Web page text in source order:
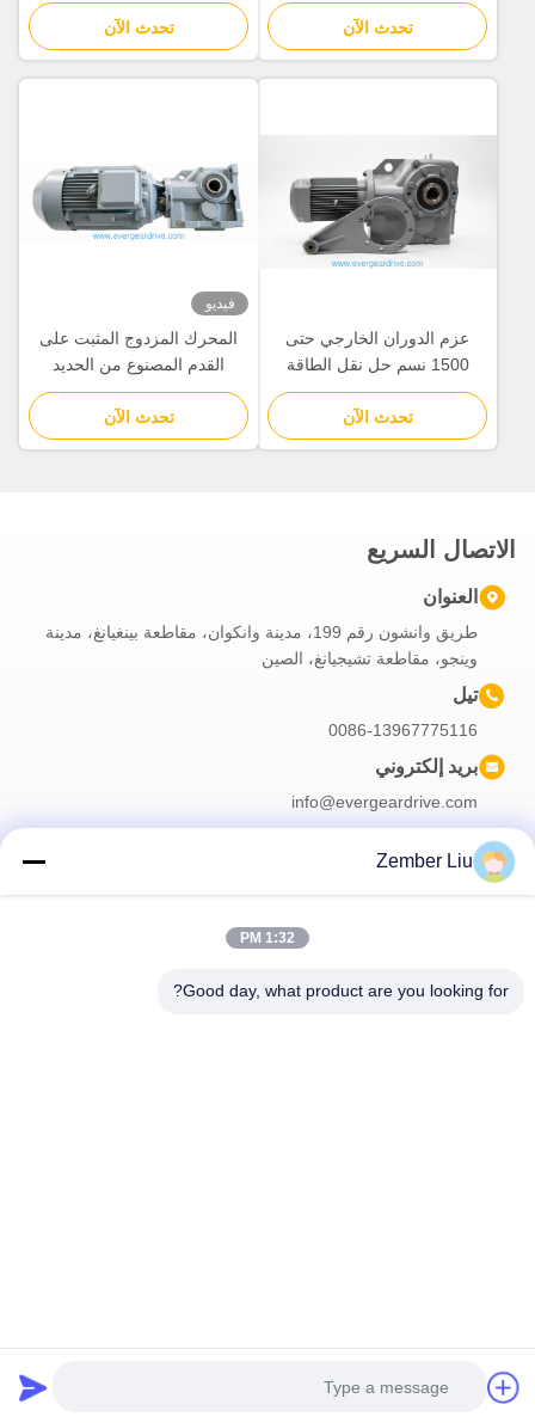
صناعية مختلفة
تحدث الآن
للخدمات الثقيلة
تحدث الآن
عزم الدوران الخارجي حتى
1500 نسم حل نقل الطاقة
الصناعية
تحدث الآن
فيديو
المحرك المزدوج المثبت على
القدم المصنوع من الحديد
الزهري و 20CrMnTi و كفاءة
تصل إلى 95 في المئة للعملتحدث الآن
الاتصال السريع
العنوان
طريق وانشون رقم 199، مدينة وانكوان، مقاطعة بينغيانغ، مدينة
وينجو، مقاطعة تشيجيانغ، الصين
تيل
0086-13967775116
بريد إلكتروني
info@evergeardrive.com
EVERGEAR DRIVE CO.,LTD . كل شيء حقوق محجوزة
Zember Liu
1:32 PM
Good day, what product are you looking for?